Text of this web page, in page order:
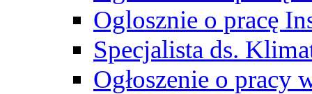
Oglosznie o pracę
Specjalista ds.
Ogłoszenie o pracy